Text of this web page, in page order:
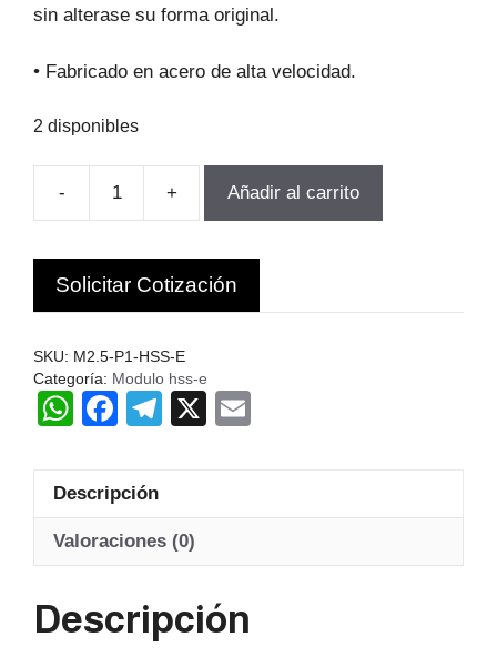
sin alterase su forma original.
• Fabricado en acero de alta velocidad.
2 disponibles
-
FRESA
PARA
ENGranajes
M2.5-
Z12-
13
Hss-
+ Añadir al carrito
Solicitar Cotización
SKU: M2.5-P1-HSS-E
Categoría: Modulo hss-e
W
at
s
A
p
F
c
e
b
o
T
gr
a
X
Descripción
Valoraciones (0)
Descripción